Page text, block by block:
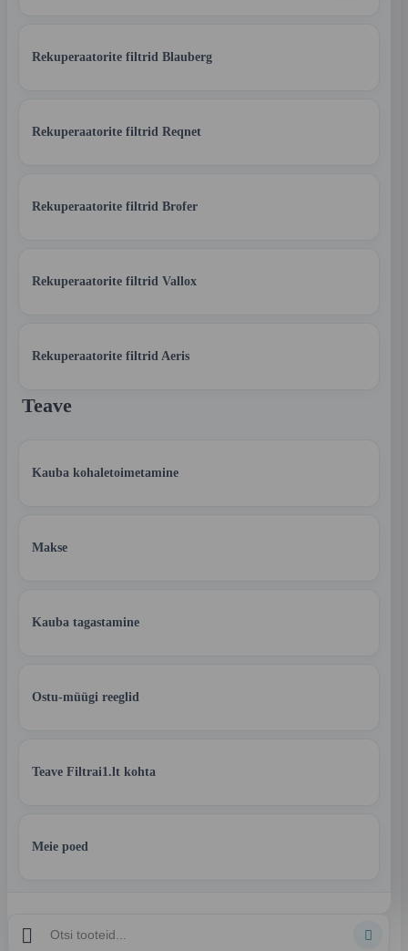
Rekuperaatorite filtrid Blauberg
Rekuperaatorite filtrid Reqnet
Rekuperaatorite filtrid Brofer
Rekuperaatorite filtrid Vallox
Rekuperaatorite filtrid Aeris
Teave
Kauba kohaletoimetamine
Makse
Kauba tagastamine
Ostu-müügi reeglid
Teave Filtrai1.lt kohta
Meie poed
 